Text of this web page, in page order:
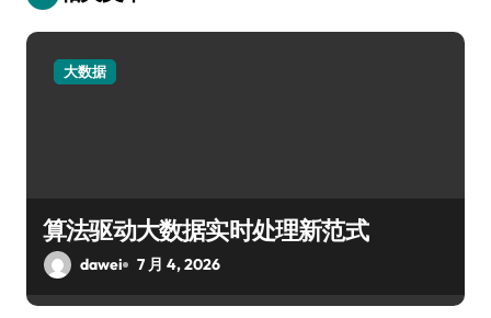
大数据
算法驱动大数据实时处理新范式
dawei 7 月 4, 2026